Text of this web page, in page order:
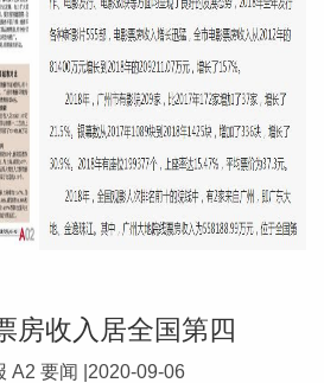
房收入居全国第四
A2 要闻 |2020-09-06